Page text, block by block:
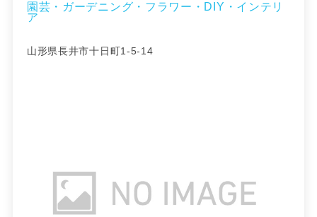
園芸・ガーデニング・フラワー・DIY・インテリ
ア
山形県長井市十日町1-5-14